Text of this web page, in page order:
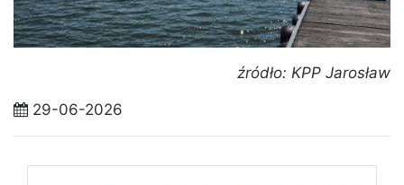
źródło: KPP Jarosław
29-06-2026